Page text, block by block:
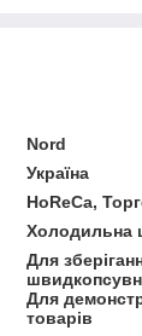
Nord
Україна
HoReCa,
Холодильна
Для
Для
товарів